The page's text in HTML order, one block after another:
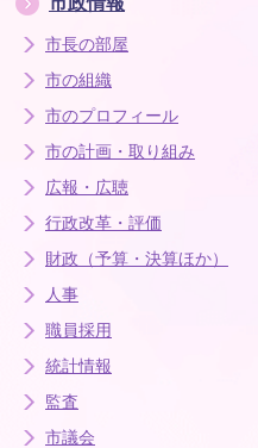
市長の部屋
市の組織
市のプロフィール
市の計画・取り組み
広報・広聴
行政改革・評価
財政（予算・決算ほか）
人事
職員採用
統計情報
監査
市議会